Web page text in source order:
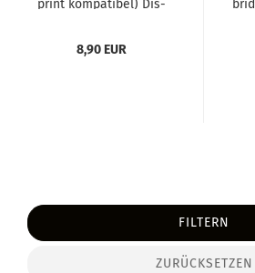
print kom­pa­ti­bel) Dis­
8,90 EUR
FILTERN
ZURÜCKSETZEN